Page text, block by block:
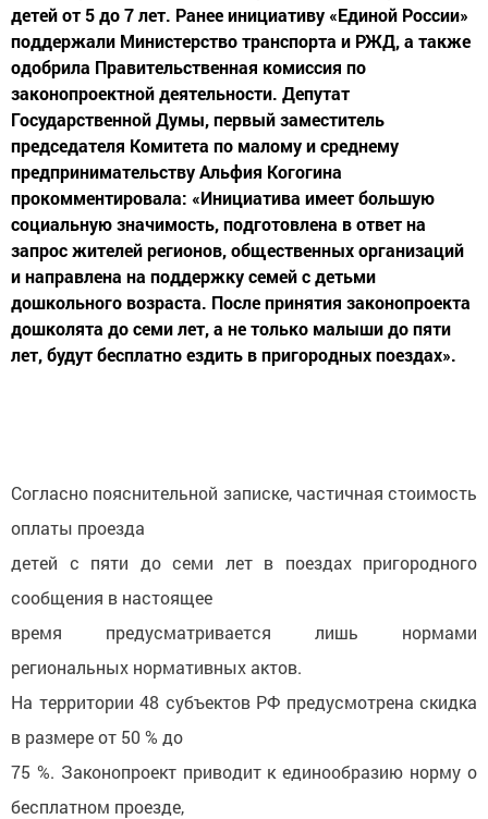
детей от 5 до 7 лет. Ранее инициативу «Единой России»
поддержали Министерство транспорта и РЖД, а также
одобрила Правительственная комиссия по
законопроектной деятельности. Депутат
Государственной Думы, первый заместитель
председателя Комитета по малому и среднему
предпринимательству Альфия Когогина
прокомментировала: «Инициатива имеет большую
социальную значимость, подготовлена в ответ на
запрос жителей регионов, общественных организаций
и направлена на поддержку семей с детьми
дошкольного возраста. После принятия законопроекта
дошколята до семи лет, а не только малыши до пяти
лет, будут бесплатно ездить в пригородных поездах».
Согласно пояснительной записке, частичная стоимость
оплаты проезда
детей с пяти до семи лет в поездах пригородного
сообщения в настоящее
время предусматривается лишь нормами
региональных нормативных актов.
На территории 48 субъектов РФ предусмотрена скидка
в размере от 50 % до
75 %. Законопроект приводит к единообразию норму о
бесплатном проезде,